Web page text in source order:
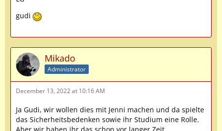
gudi
Mikado
Administrator
December 13, 2022 at 10:16 AM
Ja Gudi, wir wollen dies mit Jenni machen und da spielte
das Sicherheitsbedenken sowie ihr Studium eine Rolle.
Aber wir haben ihr das schon vor langer Zeit